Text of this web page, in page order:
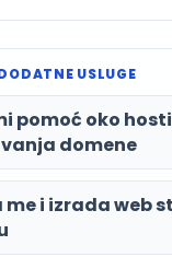
USLUGE
pomoć oko
domene
i izrada web